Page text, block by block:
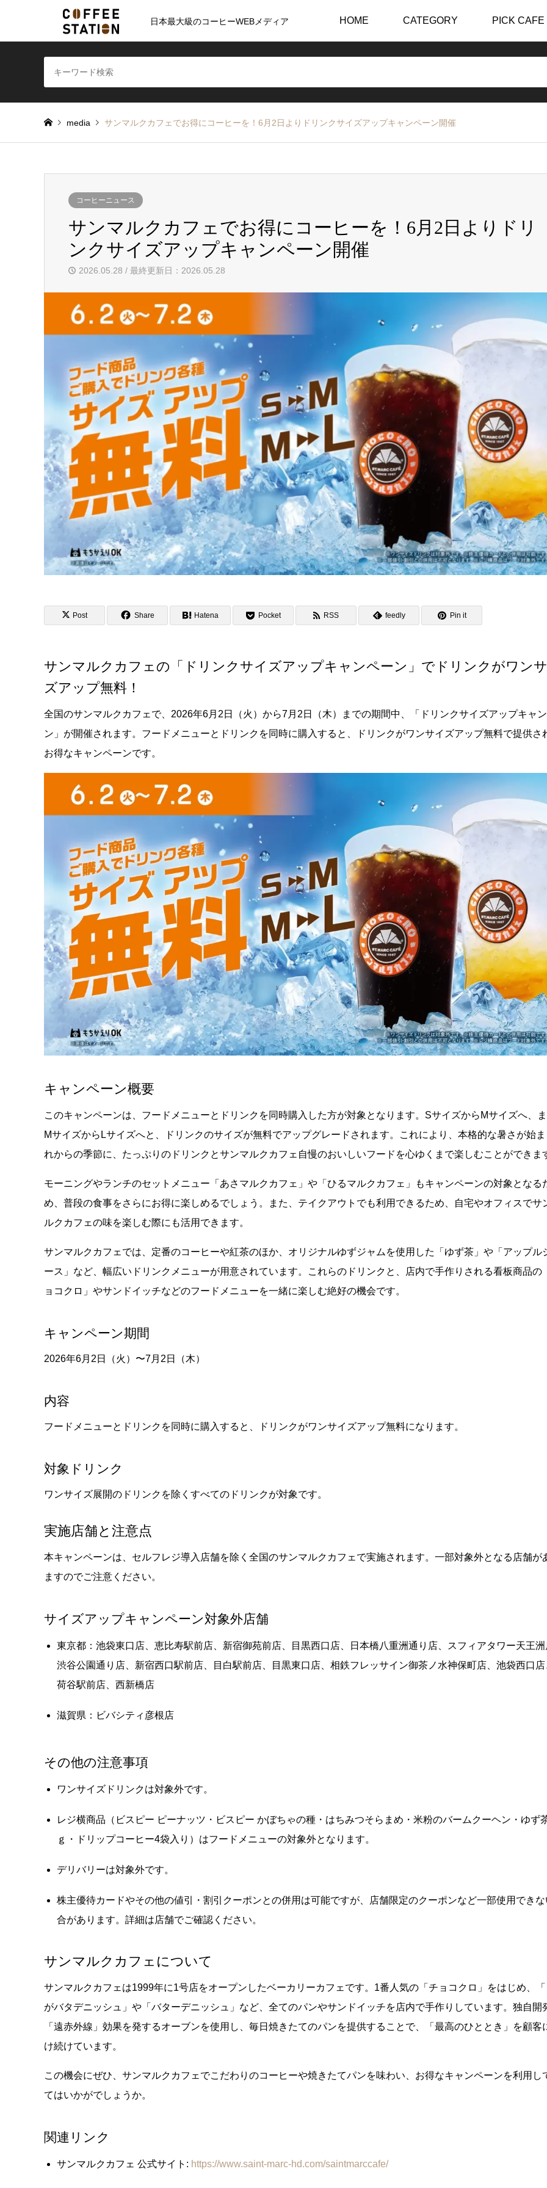
日本最大級のコーヒーWEBメディア HOME CATEGORY PICK CAFE
media サンマルクカフェでお得にコーヒーを！6月2日よりドリンクサイズアップキャンペーン開催
コーヒーニュース
サンマルクカフェでお得にコーヒーを！6月2日よりドリ
ンクサイズアップキャンペーン開催
2026.05.28 / 最終更新日：2026.05.28
Post Share Hatena Pocket RSS feedly Pin it
サンマルクカフェの「ドリンクサイズアップキャンペーン」でドリンクがワン
ズアップ無料！
全国のサンマルクカフェで、2026年6月2日（火）から7月2日（木）までの期間中、「ドリンクサイズアップキャ
ン」が開催されます。フードメニューとドリンクを同時に購入すると、ドリンクがワンサイズアップ無料で提供さ
お得なキャンペーンです。
キャンペーン概要
このキャンペーンは、フードメニューとドリンクを同時購入した方が対象となります。SサイズからMサイズへ、
MサイズからLサイズへと、ドリンクのサイズが無料でアップグレードされます。これにより、本格的な暑さが始
れからの季節に、たっぷりのドリンクとサンマルクカフェ自慢のおいしいフードを心ゆくまで楽しむことができま
モーニングやランチのセットメニュー「あさマルクカフェ」や「ひるマルクカフェ」もキャンペーンの対象となる
め、普段の食事をさらにお得に楽しめるでしょう。また、テイクアウトでも利用できるため、自宅やオフィスでサ
ルクカフェの味を楽しむ際にも活用できます。
サンマルクカフェでは、定番のコーヒーや紅茶のほか、オリジナルゆずジャムを使用した「ゆず茶」や「アップル
ース」など、幅広いドリンクメニューが用意されています。これらのドリンクと、店内で手作りされる看板商品の
ョコクロ」やサンドイッチなどのフードメニューを一緒に楽しむ絶好の機会です。
キャンペーン期間
2026年6月2日（火）〜7月2日（木）
内容
フードメニューとドリンクを同時に購入すると、ドリンクがワンサイズアップ無料になります。
対象ドリンク
ワンサイズ展開のドリンクを除くすべてのドリンクが対象です。
実施店舗と注意点
本キャンペーンは、セルフレジ導入店舗を除く全国のサンマルクカフェで実施されます。一部対象外となる店舗が
ますのでご注意ください。
サイズアップキャンペーン対象外店舗
東京都：池袋東口店、恵比寿駅前店、新宿御苑前店、目黒西口店、日本橋八重洲通り店、スフィアタワー天王
渋谷公園通り店、新宿西口駅前店、目白駅前店、目黒東口店、相鉄フレッサイン御茶ノ水神保町店、池袋西口
荷谷駅前店、西新橋店
滋賀県：ビバシティ彦根店
その他の注意事項
ワンサイズドリンクは対象外です。
レジ横商品（ビスピー ピーナッツ・ビスピー かぼちゃの種・はちみつそらまめ・米粉のバームクーヘン・ゆず
ｇ・ドリップコーヒー4袋入り）はフードメニューの対象外となります。
デリバリーは対象外です。
株主優待カードやその他の値引・割引クーポンとの併用は可能ですが、店舗限定のクーポンなど一部使用でき
合があります。詳細は店舗でご確認ください。
サンマルクカフェについて
サンマルクカフェは1999年に1号店をオープンしたベーカリーカフェです。1番人気の「チョコクロ」をはじめ、
がバタデニッシュ」や「バターデニッシュ」など、全てのパンやサンドイッチを店内で手作りしています。独自開
「遠赤外線」効果を発するオーブンを使用し、毎日焼きたてのパンを提供することで、「最高のひととき」を顧客
け続けています。
この機会にぜひ、サンマルクカフェでこだわりのコーヒーや焼きたてパンを味わい、お得なキャンペーンを利用し
てはいかがでしょうか。
関連リンク
サンマルクカフェ 公式サイト: https://www.saint-marc-hd.com/saintmarccafe/